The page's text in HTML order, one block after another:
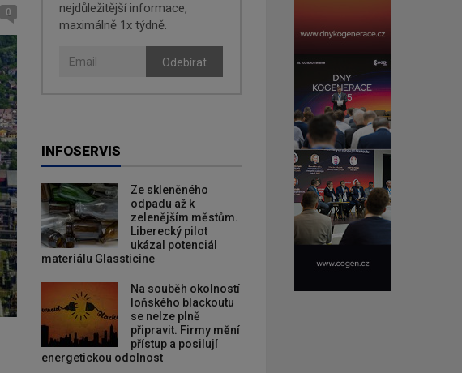
0
nejdůležitější informace,
maximálně 1x týdně.
Odebírat
INFOSERVIS
Ze skleněného
odpadu až k
zelenějším městům.
Liberecký pilot
ukázal potenciál
materiálu Glassticine
Na souběh okolností
loňského blackoutu
se nelze plně
připravit. Firmy mění
přístup a posilují
energetickou odolnost